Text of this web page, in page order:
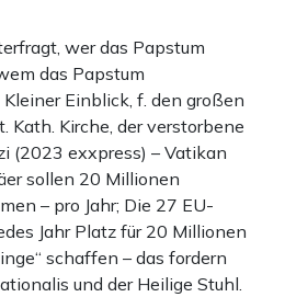
wer das Papstum
das Papstum
Einblick, f. den großen
Kath. Kirche, der verstorbene
(2023 exxpress) – Vatikan
sollen 20 Millionen
– pro Jahr; Die 27 EU-
Jahr Platz für 20 Millionen
schaffen – das fordern
und der Heilige Stuhl.